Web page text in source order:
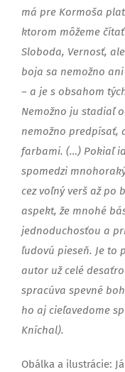
má pre Kormoša
ktorom môžeme
Sloboda, Vernosť,
boja sa nemožno
– a je s obsahom
Nemožno ju stadiaľ
nemožno predpísať,
farbami. (…) Pokiaľ
spomedzi
cez voľný verš až po
aspekt, že mnohé
jednoduchosťou a
ľudovú pieseň. Je to
autor už celé
spracúva spevné
ho aj cieľavedome
Kníchal).
Obálka a ilustrácie: